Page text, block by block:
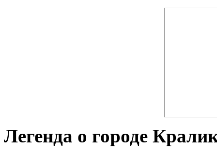
Легенда о городе